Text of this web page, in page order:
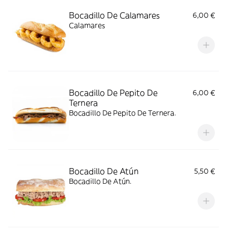
Bocadillo De Calamares
6,00 €
Calamares
Bocadillo De Pepito De
Ternera
6,00 €
Bocadillo De Pepito De Ternera.
Bocadillo De Atún
5,50 €
Bocadillo De Atún.